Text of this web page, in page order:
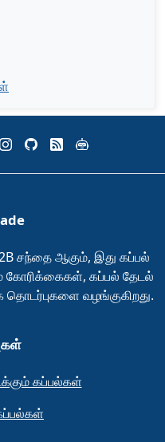
சந்தை ஆகும், இது கப்பல்
கோரிக்கைகள், கப்பல் தேடல்
வழங்குகிறது.
கப்பல்கள்